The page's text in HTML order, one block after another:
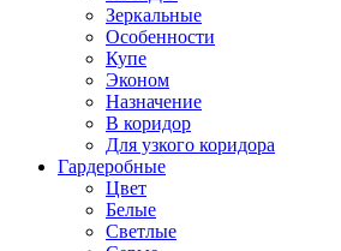
Зеркальные
Особенности
Купе
Эконом
Назначение
В коридор
Для узкого коридора
Гардеробные
Цвет
Белые
Светлые